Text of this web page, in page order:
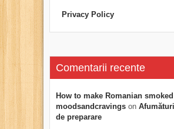
Privacy Policy
Comentarii recente
How to make Romanian
moodsandcravings on
de preparare